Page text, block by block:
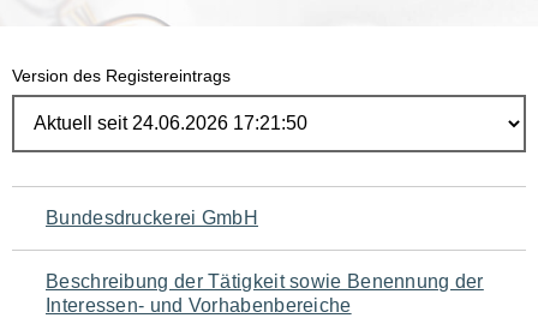
Version des Registereintrags
Navigation
für
den
Bundesdruckerei GmbH
Beschreibung der Tätigkeit sowie Benennung der
Interessen- und Vorhabenbereiche